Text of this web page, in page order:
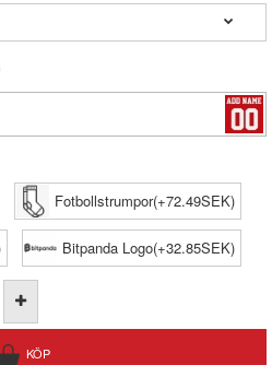
Fotbollstrumpor(+72.49SEK)
Bitpanda Logo(+32.85SEK)